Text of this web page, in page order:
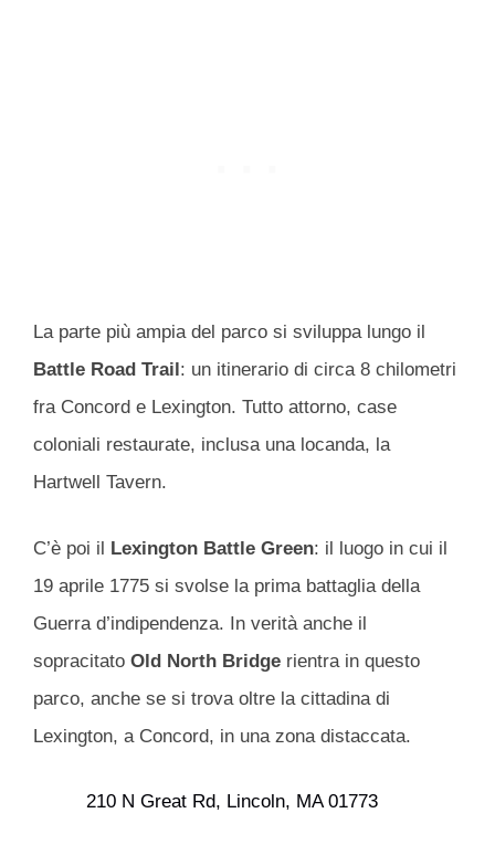
La parte più ampia del parco si sviluppa lungo il
Battle Road Trail: un itinerario di circa 8 chilometri
fra Concord e Lexington. Tutto attorno, case
coloniali restaurate, inclusa una locanda, la
Hartwell Tavern.
C’è poi il Lexington Battle Green: il luogo in cui il
19 aprile 1775 si svolse la prima battaglia della
Guerra d’indipendenza. In verità anche il
sopracitato Old North Bridge rientra in questo
parco, anche se si trova oltre la cittadina di
Lexington, a Concord, in una zona distaccata.
210 N Great Rd, Lincoln, MA 01773